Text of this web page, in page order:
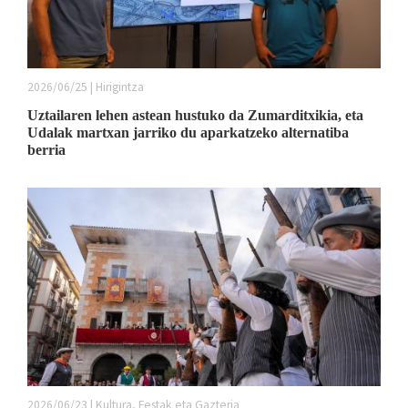
2026/06/25 | Hirigintza
Uztailaren lehen astean hustuko da Zumarditxikia, eta
Udalak martxan jarriko du aparkatzeko alternatiba
berria